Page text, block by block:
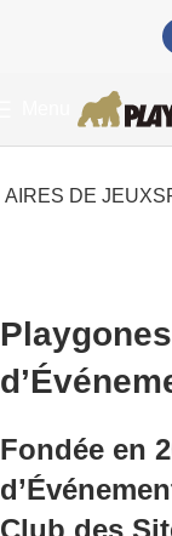
AIRES DE JEUX
Fondée en
Club des